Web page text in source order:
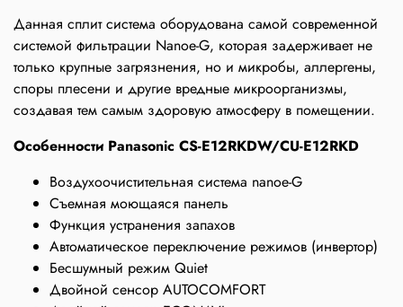
Данная сплит система оборудована самой современной
системой фильтрации Nanoe-G, которая задерживает не
только крупные загрязнения, но и микробы, аллергены,
споры плесени и другие вредные микроорганизмы,
создавая тем самым здоровую атмосферу в помещении.
Особенности Panasonic CS-E12RKDW/CU-E12RKD
Воздухоочистительная система nanoe-G
Съемная моющаяся панель
Функция устранения запахов
Автоматическое переключение режимов (инвертор)
Бесшумный режим Quiet
Двойной сенсор AUTOCOMFORT